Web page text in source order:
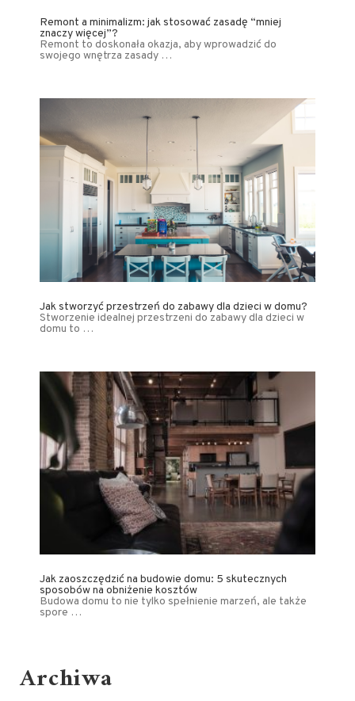
Remont a minimalizm: jak stosować zasadę “mniej
znaczy więcej”?
Remont to doskonała okazja, aby wprowadzić do
swojego wnętrza zasady …
Jak stworzyć przestrzeń do zabawy dla dzieci w domu?
Stworzenie idealnej przestrzeni do zabawy dla dzieci w
domu to …
Jak zaoszczędzić na budowie domu: 5 skutecznych
sposobów na obniżenie kosztów
Budowa domu to nie tylko spełnienie marzeń, ale także
spore …
Archiwa